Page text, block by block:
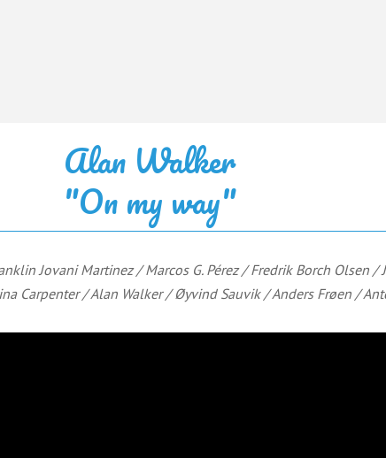
Alan Walker
"On my way"
Jovani Martinez / Marcos G. Pérez / Fredrik Borch Olsen /
Carpenter / Alan Walker / Øyvind Sauvik / Anders Frøen /